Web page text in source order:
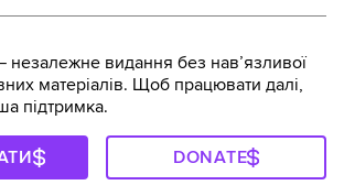
незалежне видання без навʼязливої
матеріалів. Щоб працювати далі,
підтримка.
DONATE